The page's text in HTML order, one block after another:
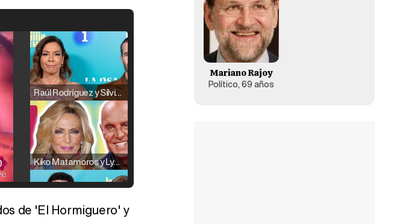
Raúl Rodríguez y Silvia Taulés nos cuentan su papel en 'La familia de la tele'
Kiko Matamoros y Lydia Lozano: "Nuestro público es de todas las edades y RTVE tiene un público muy pegado a las novelas, al que tenemos que captar"
de 'El Hormiguero' y
Mariano Rajoy
Político, 69 años